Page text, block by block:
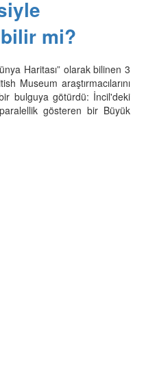
mi?
Haritası” olarak bilinen 3
Museum araştırmacılarını
bulguya götürdü: İncil'deki
gösteren bir Büyük